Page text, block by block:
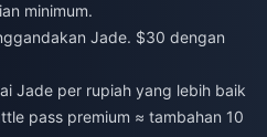
minimum.
Jade. $30 dengan
Jade per rupiah yang lebih baik
pass premium ≈ tambahan 10